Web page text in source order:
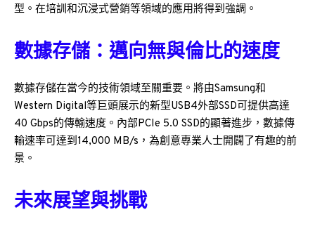
型。在培訓和沉浸式營銷等領域的應用將得到強調。
數據存儲：邁向無與倫比的速度
數據存儲在當今的技術領域至關重要。將由Samsung和
Western Digital等巨頭展示的新型USB4外部SSD可提供高達
40 Gbps的傳輸速度。內部PCIe 5.0 SSD的顯著進步，數據傳
輸速率可達到14,000 MB/s，為創意專業人士開闢了有趣的前
景。
未來展望與挑戰